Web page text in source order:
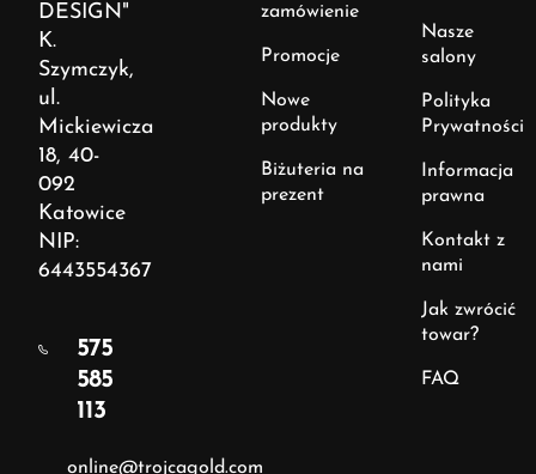
DESIGN"
K.
Szymczyk,
ul.
Mickiewicza
18, 40-
092
Katowice
NIP:
6443554367
575
585
113
online@trojcagold.com
zamówienie
Promocje
Nowe
produkty
Biżuteria na
prezent
Nasze
salony
Polityka
Prywatności
Informacja
prawna
Kontakt z
nami
Jak zwrócić
towar?
FAQ